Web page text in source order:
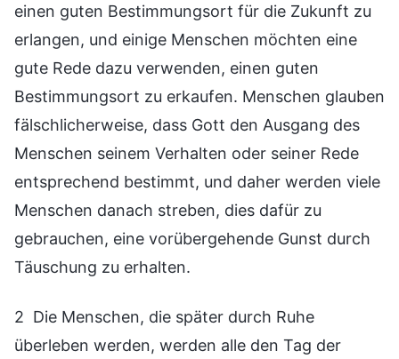
einen guten Bestimmungsort für die Zukunft zu
erlangen, und einige Menschen möchten eine
gute Rede dazu verwenden, einen guten
Bestimmungsort zu erkaufen. Menschen glauben
fälschlicherweise, dass Gott den Ausgang des
Menschen seinem Verhalten oder seiner Rede
entsprechend bestimmt, und daher werden viele
Menschen danach streben, dies dafür zu
gebrauchen, eine vorübergehende Gunst durch
Täuschung zu erhalten.
2 Die Menschen, die später durch Ruhe
überleben werden, werden alle den Tag der